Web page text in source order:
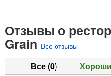
Отзывы о
Grain Все отзывы
Все(0)